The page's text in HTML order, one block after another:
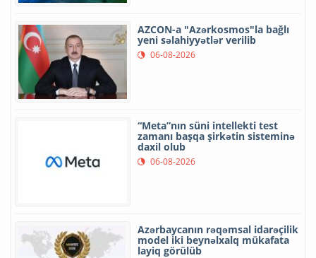
AZCON-a "Azərkosmos"la bağlı
yeni səlahiyyətlər verilib
06-08-2026
“Meta”nın süni intellekti test
zamanı başqa şirkətin sisteminə
daxil olub
06-08-2026
Azərbaycanın rəqəmsal idarəçilik
model iki beynəlxalq mükafata
layiq görülüb